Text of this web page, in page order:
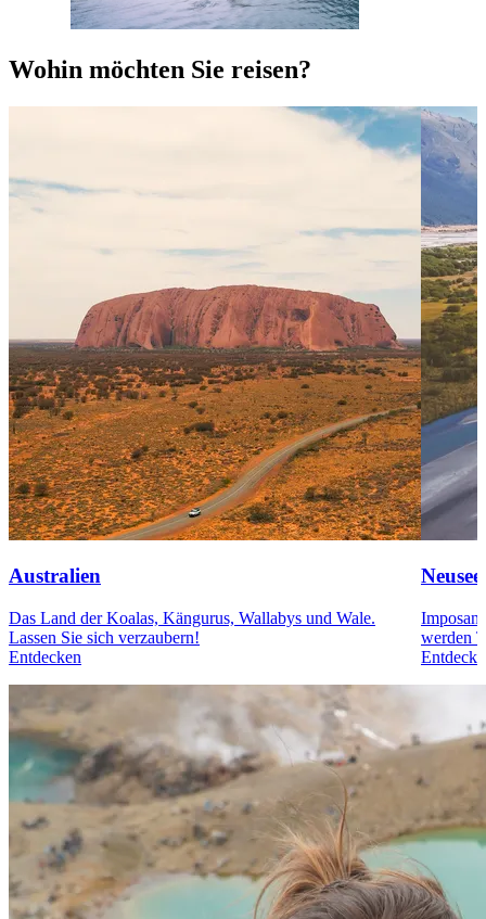
Wohin möchten Sie reisen?
Australien
Das Land der Koalas, Kängurus, Wallabys und Wale.
Lassen Sie sich verzaubern!
Entdecken
werden